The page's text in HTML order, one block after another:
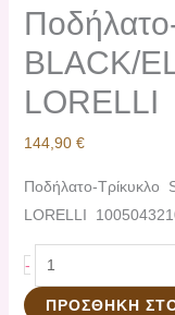
BLACK/
LORELLI
144,90 €
Ποδήλατο-Τρίκυκλο
LORELLI
-
ΠΡΟΣΘΉΚΗ